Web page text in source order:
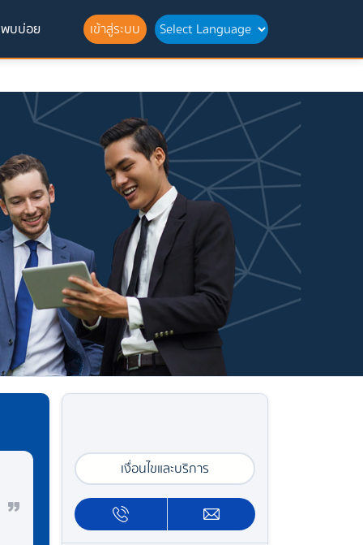
บบ่อย เข้าสู่ระบบ
เงื่อนไขและบริการ